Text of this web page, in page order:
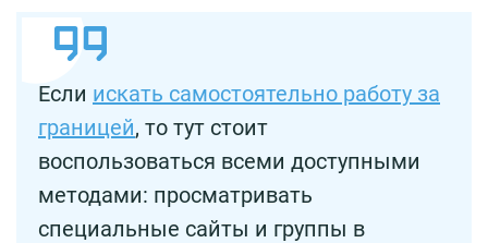
Если искать самостоятельно работу за
границей, то тут стоит
воспользоваться всеми доступными
методами: просматривать
специальные сайты и группы в